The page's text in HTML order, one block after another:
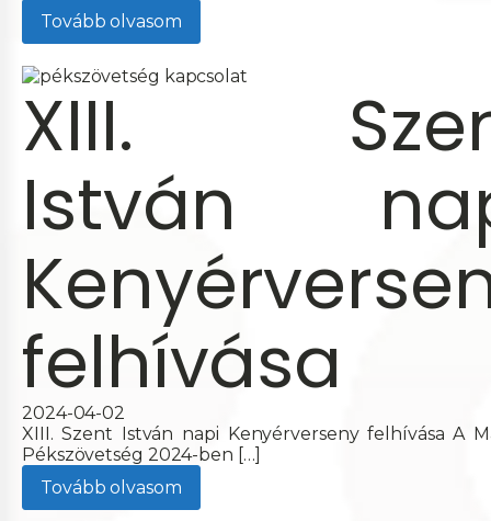
Tovább olvasom
XIII.
István
felhívása
2024-04-02
XIII. Szent István napi Kenyérverseny felhívása A
Pékszövetség 2024-ben […]
Tovább olvasom